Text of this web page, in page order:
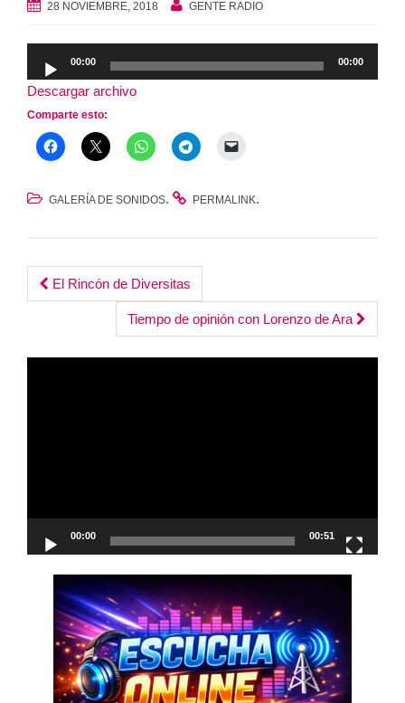
28 NOVIEMBRE, 2018 GENTE RADIO
de
audio
00:00 00:00
Descargar archivo
Comparte esto:
GALERÍA DE SONIDOS. PERMALINK.
Post
navigation
El Rincón de Diversitas
Tiempo de opinión con Lorenzo de Ara
00:00 00:51